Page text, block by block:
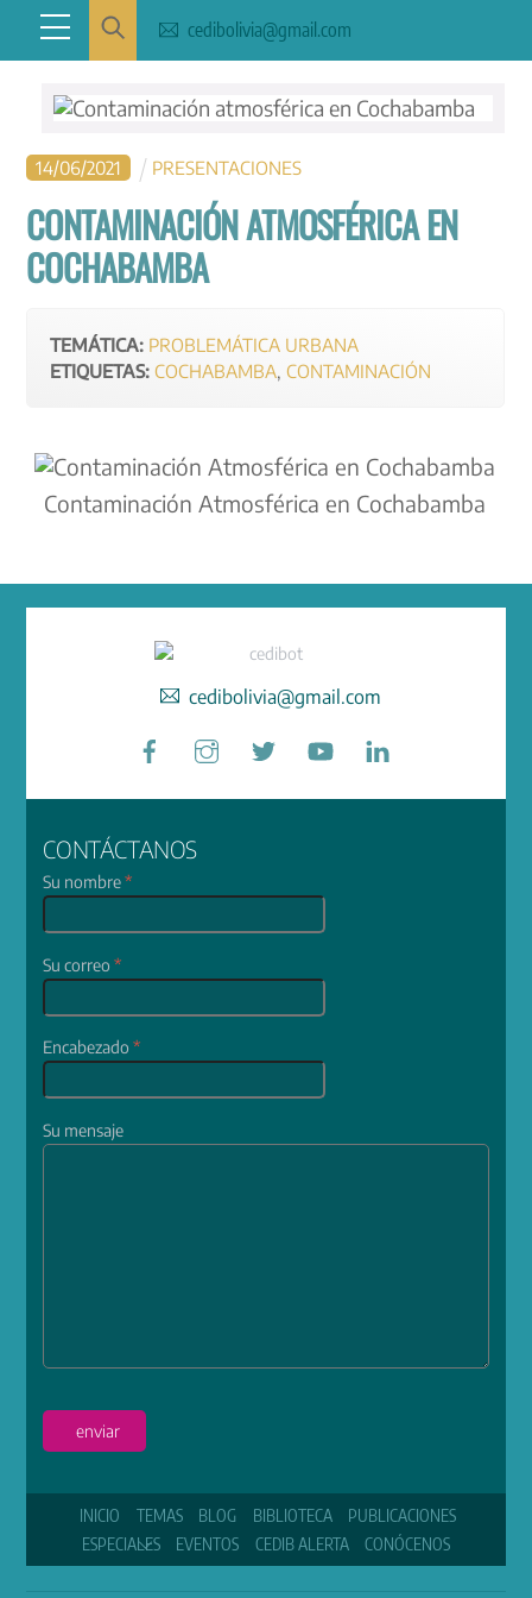
content
Menu cedibolivia@gmail.com
14/06/2021 PRESENTACIONES
CONTAMINACIÓN ATMOSFÉRICA EN
COCHABAMBA
TEMÁTICA: PROBLEMÁTICA URBANA
ETIQUETAS: COCHABAMBA ,CONTAMINACIÓN
Contaminación Atmosférica en Cochabamba
cedibolivia@gmail.com
Facebook
CONTÁCTANOS
Su nombre*
Su correo*
Encabezado*
Su mensaje
enviar
INICIO TEMAS BLOG BIBLIOTECA
PUBLICACIONES
ESPECIALES
EVENTOS CEDIB ALERTA CONÓCENOS